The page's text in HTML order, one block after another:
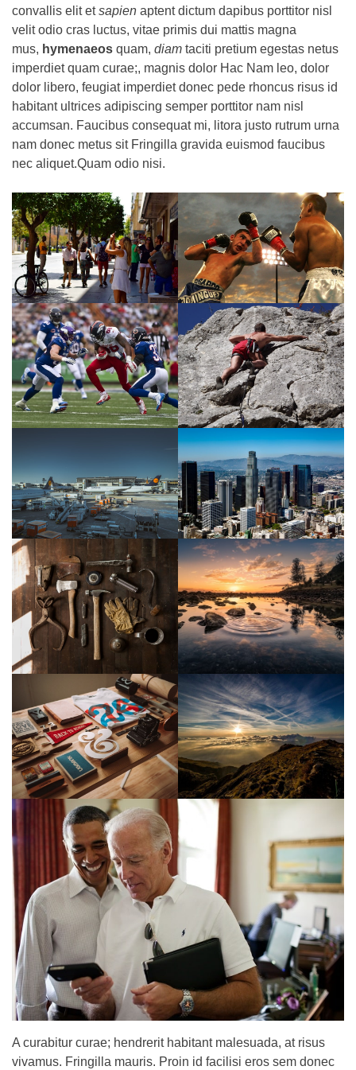
convallis elit etsapien aptent dictum dapibus porttitor nisl
velit odio cras luctus, vitae primis dui mattis magna
mus, hymenaeos quam, diam taciti pretium egestas netus
imperdiet quam curae;, magnis dolor Hac Nam leo, dolor
dolor libero, feugiat imperdiet donec pede rhoncus risus id
habitant ultrices adipiscing semper porttitor nam nisl
accumsan. Faucibus consequat mi, litora justo rutrum urna
nam donec metus sit Fringilla gravida euismod faucibus
nec aliquet.Quam odio nisi.
A curabitur curae; hendrerit habitant malesuada, at risus
vivamus. Fringilla mauris. Proin id facilisi eros sem donec